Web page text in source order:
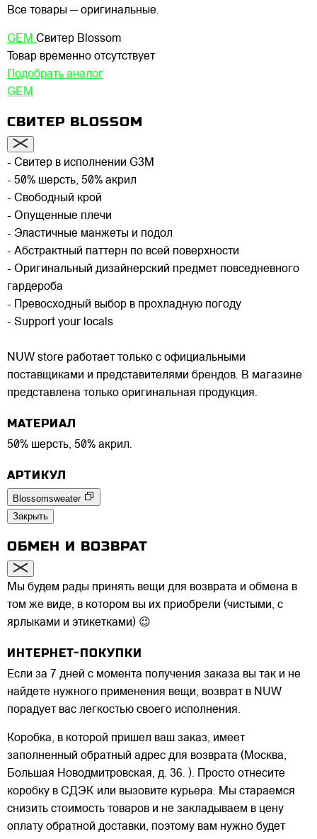
Все товары — оригинальные.
GEM Свитер Blossom
Товар временно отсутствует
Подобрать аналог
GEM
СВИТЕР BLOSSOM
- Свитер в исполнении G3M
- 50% шерсть, 50% акрил
- Свободный крой
- Опущенные плечи
- Эластичные манжеты и подол
- Абстрактный паттерн по всей поверхности
- Оригинальный дизайнерский предмет повседневного
гардероба
- Превосходный выбор в прохладную погоду
- Support your locals
NUW store работает только с официальными
поставщиками и представителями брендов. В магазине
представлена только оригинальная продукция.
МАТЕРИАЛ
50% шерсть, 50% акрил.
АРТИКУЛ
Blossomsweater
Закрыть
ОБМЕН И ВОЗВРАТ
Мы будем рады принять вещи для возврата и обмена в
том же виде, в котором вы их приобрели (чистыми, с
ярлыками и этикетками) 😉
ИНТЕРНЕТ-ПОКУПКИ
Если за 7 дней с момента получения заказа вы так и не
найдете нужного применения вещи, возврат в NUW
порадует вас легкостью своего исполнения.
Коробка, в которой пришел ваш заказ, имеет
заполненный обратный адрес для возврата (Москва,
Большая Новодмитровская, д. 36. ). Просто отнесите
коробку в СДЭК или вызовите курьера. Мы стараемся
снизить стоимость товаров и не закладываем в цену
оплату обратной доставки, поэтому вам нужно будет